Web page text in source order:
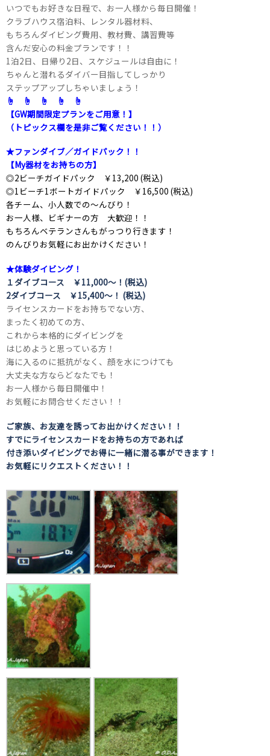
いつでもお好きな日程で、お一人様から毎日開催！
クラブハウス宿泊料、レンタル器材料、
もちろんダイビング費用、教材費、講習費等
含んだ安心の料金プランです！！
1泊2日、日帰り2日、スケジュールは自由に！
ちゃんと潜れるダイバー目指してしっかり
ステップアップしちゃいましょう！
☝ ☝ ☝ ☝ ☝
【GW期間限定プランをご用意！】
（トピックス欄を是非ご覧ください！！）
★ファンダイブ／ガイドパック！！
【My器材をお持ちの方】
◎2ビーチガイドパック ￥13,200 (税込)
◎1ビーチ1ボートガイドパック ￥16,500 (税込)
各チーム、小人数での～んびり！
お一人様、ビギナーの方 大歓迎！！
もちろんベテランさんもがっつり行きます！
のんびりお気軽にお出かけください！
★体験ダイビング！
１ダイブコース ￥11,000～！(税込)
2ダイブコース ￥15,400～！ (税込)
ライセンスカードをお持ちでない方、
まったく初めての方、
これから本格的にダイビングを
はじめようと思っている方！
海に入るのに抵抗がなく、顔を水につけても
大丈夫な方ならどなたでも！
お一人様から毎日開催中！
お気軽にお問合せください！！
ご家族、お友達を誘ってお出かけください！！
すでにライセンスカードをお持ちの方であれば
付き添いダイビングでお得に一緒に潜る事ができます！
お気軽にリクエストください！！